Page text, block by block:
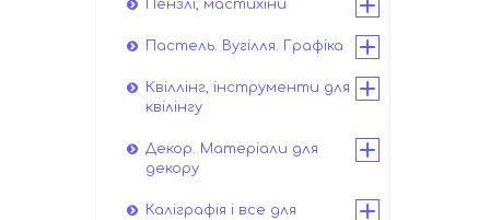
Пензлі, мастихіни
Пастель. Вугілля. Графіка
Квіллінг, інструменти для
квілінгу
Декор. Матеріали для
декору
Каліграфія і все для